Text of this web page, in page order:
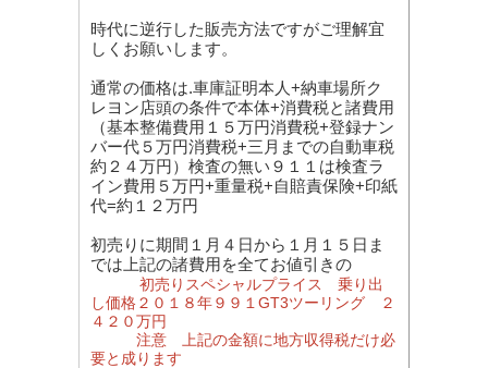
時代に逆行した販売方法ですがご理解宜
しくお願いします。
通常の価格は.車庫証明本人+納車場所ク
レヨン店頭の条件で本体+消費税と諸費用
（基本整備費用１５万円消費税+登録ナン
バー代５万円消費税+三月までの自動車税
約２４万円）検査の無い９１１は検査ラ
イン費用５万円+重量税+自賠責保険+印紙
代=約１２万円
初売りに期間１月４日から１月１５日ま
では上記の諸費用を全てお値引きの
初売りスペシャルプライス 乗り出
し価格２０１８年９９１GT3ツーリング ２
４２０万円
注意 上記の金額に地方収得税だけ必
要と成ります